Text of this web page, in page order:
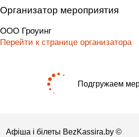
Организатор мероприятия
ООО Гроуинг
Перейти к странице организатора
Подгружаем
Афіша і білеты BezKassira.by ©